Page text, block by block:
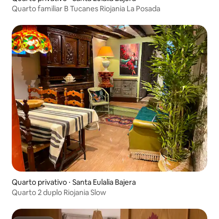
Quarto familiar B Tucanes Riojania La Posada
Quarto privativo ⋅ Santa Eulalia Bajera
Quarto 2 duplo Riojania Slow